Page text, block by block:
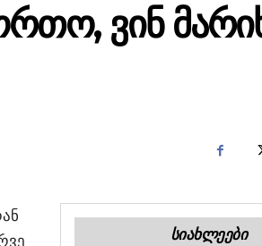
ᲕᲘᲜ
ᲡᲘᲐᲮᲚᲔᲔᲑᲘ